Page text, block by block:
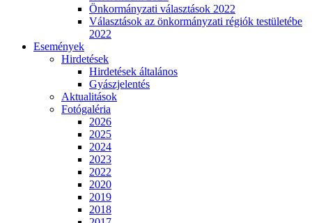
Önkormányzati választások 2022
Választások az önkormányzati régiók testületébe
2022
Események
Hirdetések
Hirdetések általános
Gyászjelentés
Aktualitások
Fotógaléria
2026
2025
2024
2023
2022
2020
2019
2018